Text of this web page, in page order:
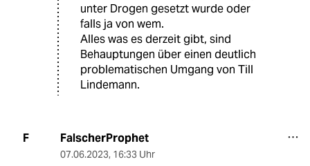
unter Drogen gesetzt wurde oder
falls ja von wem.
Alles was es derzeit gibt, sind
Behauptungen über einen deutlich
problematischen Umgang von Till
Lindemann.
F FalscherProphet
07.06.2023, 16:33 Uhr